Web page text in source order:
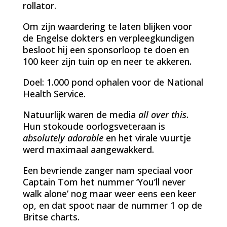
rollator.
Om zijn waardering te laten blijken voor
de Engelse dokters en verpleegkundigen
besloot hij een sponsorloop te doen en
100 keer zijn tuin op en neer te akkeren.
Doel: 1.000 pond ophalen voor de National
Health Service.
Natuurlijk waren de media all over this.
Hun stokoude oorlogsveteraan is
absolutely adorableen het virale vuurtje
werd maximaal aangewakkerd.
Een bevriende zanger nam speciaal voor
Captain Tom het nummer ‘You’ll never
walk alone’ nog maar weer eens een keer
op, en dat spoot naar de nummer 1 op de
Britse charts.